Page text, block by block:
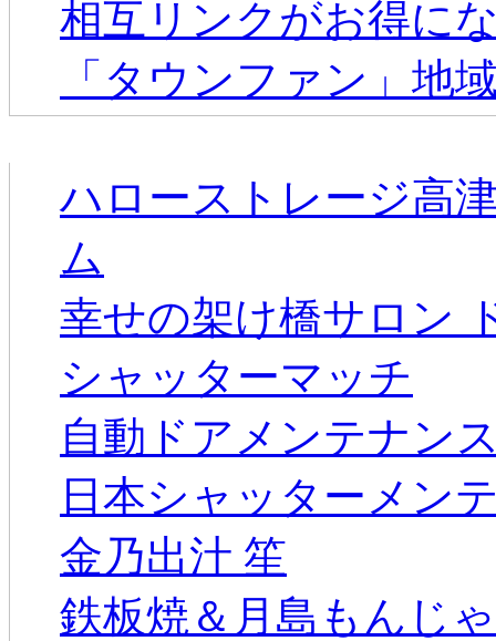
相互リンクがお得に
「タウンファン」地
ハローストレージ高
ム
幸せの架け橋サロン
シャッターマッチ
自動ドアメンテナン
日本シャッターメン
金乃出汁 笙
鉄板焼＆月島もんじ